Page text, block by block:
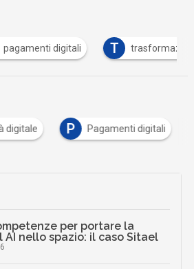
pagamenti digitali T
digitale P Pagamenti digitali
per portare la
AI nello spazio: il caso Sitael